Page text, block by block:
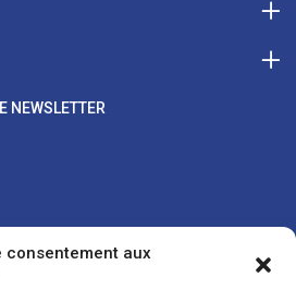
consentement aux
NEWSLETTER